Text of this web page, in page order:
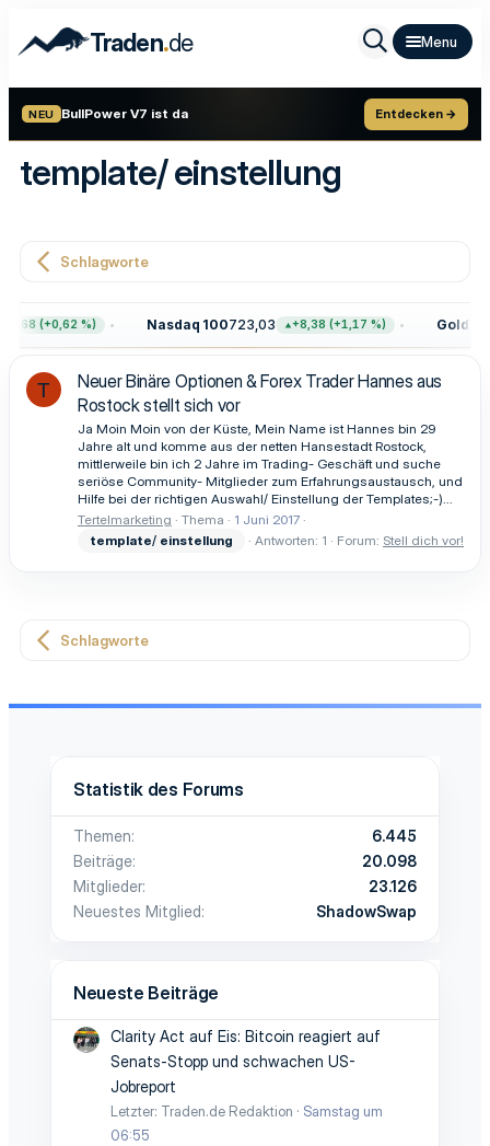
Traden.de
NEU BullPower V7 ist da Entdecken →
template/ einstellung
Schlagworte
(+0,62 %) Nasdaq 100723,03 +8,38 (+1,17 %) Gold
T
Neuer Binäre Optionen & Forex Trader Hannes aus
Rostock stellt sich vor
Ja Moin Moin von der Küste, Mein Name ist Hannes bin 29
Jahre alt und komme aus der netten Hansestadt Rostock,
mittlerweile bin ich 2 Jahre im Trading- Geschäft und suche
seriöse Community- Mitglieder zum Erfahrungsaustausch, und
Hilfe bei der richtigen Auswahl/ Einstellung der Templates;-)...
Tertelmarketing
Thema
1 Juni 2017
template/ einstellung Antworten: 1 Forum: Stell dich vor!
Schlagworte
Statistik des Forums
Themen
6.445
Beiträge
20.098
Mitglieder
23.126
Neuestes Mitglied
ShadowSwap
Neueste Beiträge
Clarity Act auf Eis: Bitcoin reagiert auf
Senats-Stopp und schwachen US-
Jobreport
Letzter: Traden.de Redaktion
Samstag um
06:55